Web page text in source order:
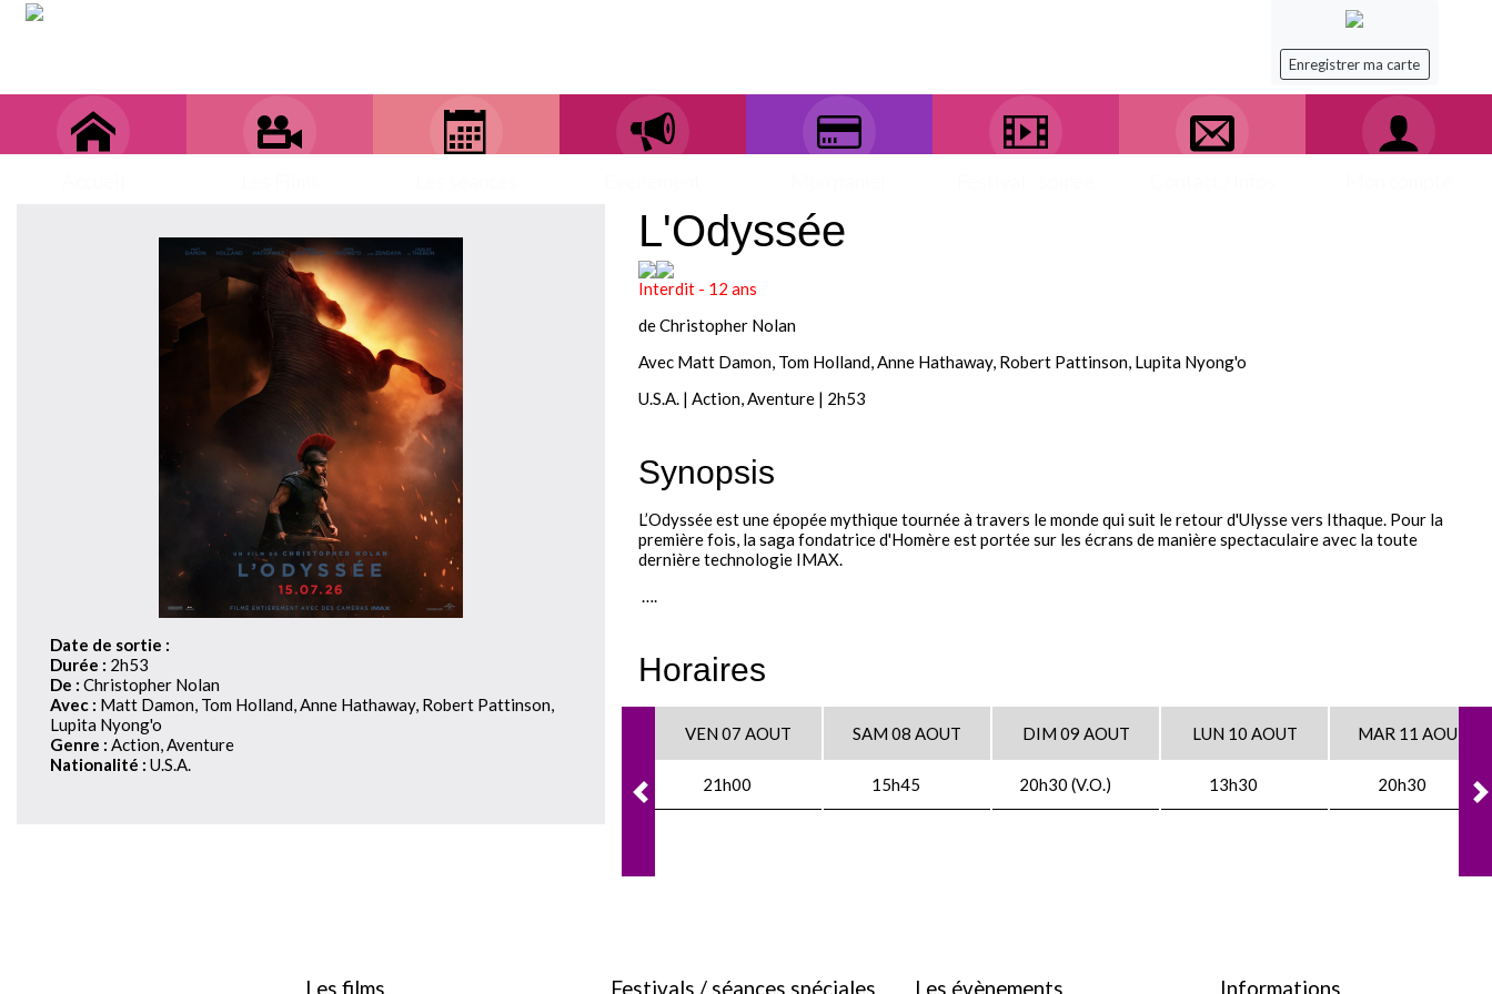
Enregistrer ma carte
Date de sortie :
Durée : 2h53
De : Christopher Nolan
Avec : Matt Damon, Tom Holland, Anne Hathaway, Robert Pattinson,
Lupita Nyong'o
Genre : Action, Aventure
Nationalité : U.S.A.
L'Odyssée
Interdit - 12 ans
de Christopher Nolan
Avec Matt Damon, Tom Holland, Anne Hathaway, Robert Pattinson, Lupita Nyong'o
U.S.A. | Action, Aventure | 2h53
Synopsis
L’Odyssée est une épopée mythique tournée à travers le monde qui suit le retour d'Ulysse vers Ithaque. Pour la
première fois, la saga fondatrice d'Homère est portée sur les écrans de manière spectaculaire avec la toute
dernière technologie IMAX.
….
Horaires
VEN 07 AOUT
21h00
SAM 08 AOUT
15h45
DIM 09 AOUT
20h30 (V.O.)
LUN 10 AOUT
13h30
MAR 11 AOUT
20h30
Les films Festivals / séances spéciales Les évènements Informations